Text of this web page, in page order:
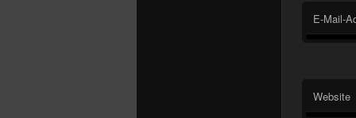
E-Mail-
Website